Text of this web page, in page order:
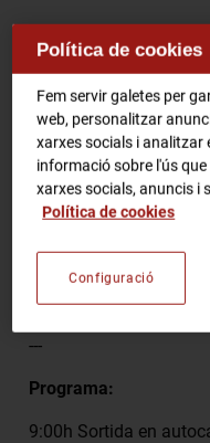
RCA Radio
RCA TV
Gastronomic
Entrades
Comparteix
Preu- 80€ dinar inclòs.
Reserves- Només per
Places limitades
Pagament a
---
Programa:
9:00h Sortida en
Política de cookies
Fem servir galetes per
web, personalitzar
xarxes socials i
informació sobre l'ús
xarxes socials, anuncis i
Política de cookies
Configuració